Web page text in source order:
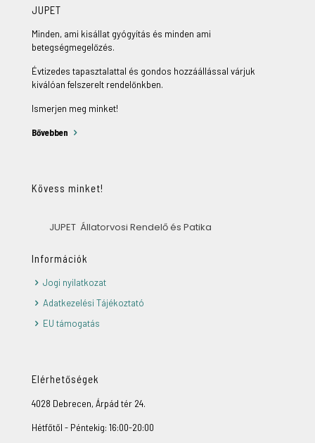
JUPET
Minden, ami kisállat gyógyítás és minden ami
betegségmegelőzés.
Évtizedes tapasztalattal és gondos hozzáállással várjuk
kiválóan felszerelt rendelőnkben.
Ismerjen meg minket!
Bővebben
Kövess minket!
JUPET Állatorvosi Rendelő és Patika
Információk
Jogi nyilatkozat
Adatkezelési Tájékoztató
EU támogatás
Elérhetőségek
4028 Debrecen, Árpád tér 24.
Hétfőtől - Péntekig: 16:00-20:00